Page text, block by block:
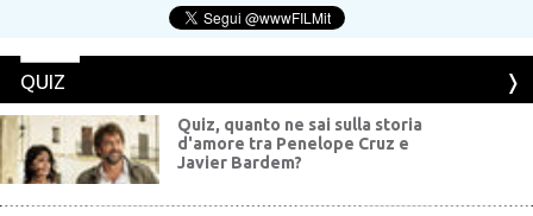
QUIZ
Quiz, quanto ne sai sulla storia
d'amore tra Penelope Cruz e
Javier Bardem?